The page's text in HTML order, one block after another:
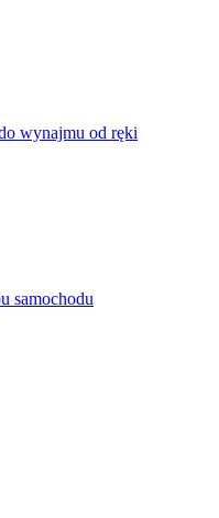
wynajmu od ręki
samochodu